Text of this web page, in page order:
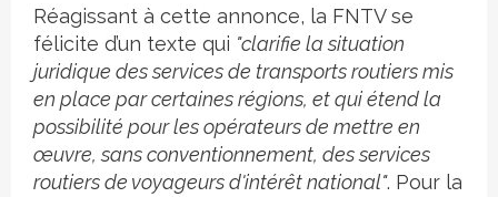
Réagissant à cette annonce, la FNTV se
félicite d’un texte qui "clarifie la situation
juridique des services de transports routiers mis
en place par certaines régions, et qui étend la
possibilité pour les opérateurs de mettre en
œuvre, sans conventionnement, des services
routiers de voyageurs d'intérêt national". Pour la